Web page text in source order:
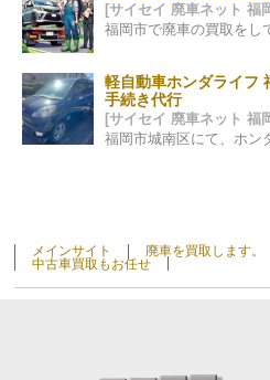
[サイセイ 廃車ネット 福
軽自動車ホンダライフ
手続き代行
[サイセイ 廃車ネット 福
メインサイト 廃車を買取します。
中古車買取もお任せ